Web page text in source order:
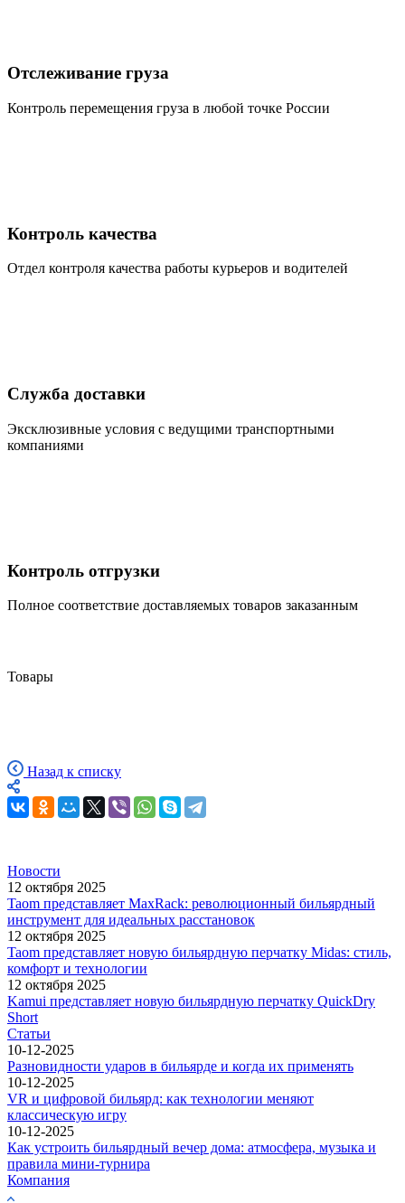
Отслеживание груза
Контроль перемещения груза в любой точке России
Контроль качества
Отдел контроля качества работы курьеров и водителей
Служба доставки
Эксклюзивные условия с ведущими транспортными
компаниями
Контроль отгрузки
Полное соответствие доставляемых товаров заказанным
Товары
Назад к списку
Новости
12 октября 2025
Taom представляет MaxRack: революционный бильярдный
инструмент для идеальных расстановок
12 октября 2025
Taom представляет новую бильярдную перчатку Midas: стиль,
комфорт и технологии
12 октября 2025
Kamui представляет новую бильярдную перчатку QuickDry
Short
Статьи
10-12-2025
Разновидности ударов в бильярде и когда их применять
10-12-2025
VR и цифровой бильярд: как технологии меняют
классическую игру
10-12-2025
Как устроить бильярдный вечер дома: атмосфера, музыка и
правила мини-турнира
Компания